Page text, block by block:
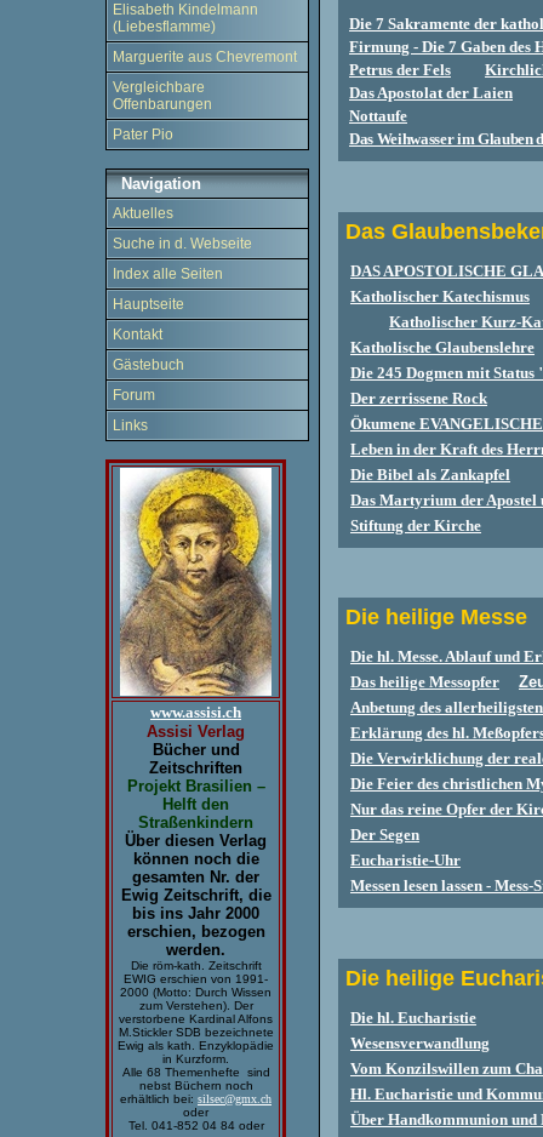
Elisabeth Kindelmann
(Liebesflamme)
Marguerite aus Chevremont
Vergleichbare
Offenbarungen
Pater Pio
Navigation
Aktuelles
Suche in d. Webseite
Index alle Seiten
Hauptseite
Kontakt
Gästebuch
Forum
Links
www.assisi.ch
Assisi Verlag
Bücher und
Zeitschriften
Projekt Brasilien –
Helft den
Straßenkindern
Über diesen Verlag
können noch die
gesamten Nr. der
Ewig Zeitschrift, die
bis ins Jahr 2000
erschien, bezogen
werden.
Die röm-kath. Zeitschrift
EWIG erschien von 1991-
2000 (Motto: Durch Wissen
zum Verstehen). Der
verstorbene Kardinal Alfons
M.Stickler SDB bezeichnete
Ewig als kath. Enzyklopädie
in Kurzform.
Alle 68 Themenhefte sind
nebst Büchern noch
erhältlich bei: silsec@gmx.ch
oder
Tel. 041-852 04 84 oder
Die 7 Sakramente der
Firmung - Die 7 Gaben des
Petrus der Fels
Das Apostolat der Laien
Nottaufe
Das Weihwasser im Glauben
Das
DAS APOSTOLISCHE
Katholischer Katechismus
Katholischer Kurz-
Katholische Glaubenslehre
Die 245 Dogmen mit Status
Der zerrissene Rock
Ökumene
Leben in der Kraft des
Die Bibel als Zankapfel
Das Martyrium der Apostel
Stiftung der Kirche
Die heilige Messe
Die hl. Messe. Ablauf und
Das heilige Messopfer
Anbetung des
Erklärung des hl.
Die Verwirklichung der
Die Feier des christlichen
Nur das reine Opfer der
Der Segen
Eucharistie-Uhr
Messen lesen lassen - Mess-
Die heilige
Die hl. Eucharistie
Wesensverwandlung
Vom Konzilswillen zum
Hl. Eucharistie und
Über Handkommunion